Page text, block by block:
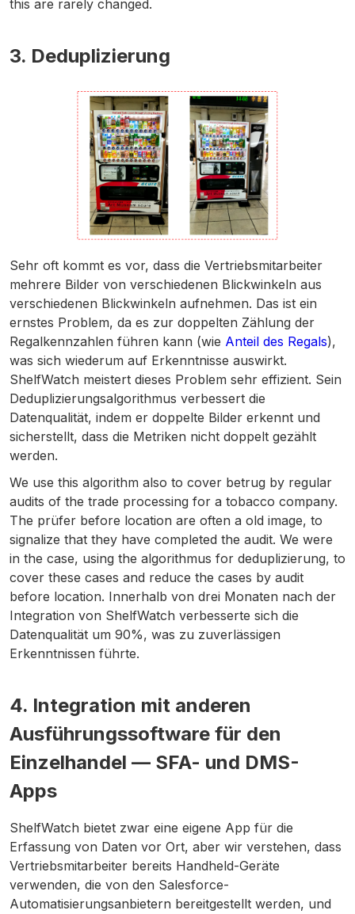
this are rarely changed.
3. Deduplizierung
Sehr oft kommt es vor, dass die Vertriebsmitarbeiter
mehrere Bilder von verschiedenen Blickwinkeln aus
verschiedenen Blickwinkeln aufnehmen. Das ist ein
ernstes Problem, da es zur doppelten Zählung der
Regalkennzahlen führen kann (wie Anteil des Regals),
was sich wiederum auf Erkenntnisse auswirkt.
ShelfWatch meistert dieses Problem sehr effizient. Sein
Deduplizierungsalgorithmus verbessert die
Datenqualität, indem er doppelte Bilder erkennt und
sicherstellt, dass die Metriken nicht doppelt gezählt
werden.
We use this algorithm also to cover betrug by regular
audits of the trade processing for a tobacco company.
The prüfer before location are often a old image, to
signalize that they have completed the audit. We were
in the case, using the algorithmus for deduplizierung, to
cover these cases and reduce the cases by audit
before location. Innerhalb von drei Monaten nach der
Integration von ShelfWatch verbesserte sich die
Datenqualität um 90%, was zu zuverlässigen
Erkenntnissen führte.
4. Integration mit anderen
Ausführungssoftware für den
Einzelhandel — SFA- und DMS-
Apps
ShelfWatch bietet zwar eine eigene App für die
Erfassung von Daten vor Ort, aber wir verstehen, dass
Vertriebsmitarbeiter bereits Handheld-Geräte
verwenden, die von den Salesforce-
Automatisierungsanbietern bereitgestellt werden, und